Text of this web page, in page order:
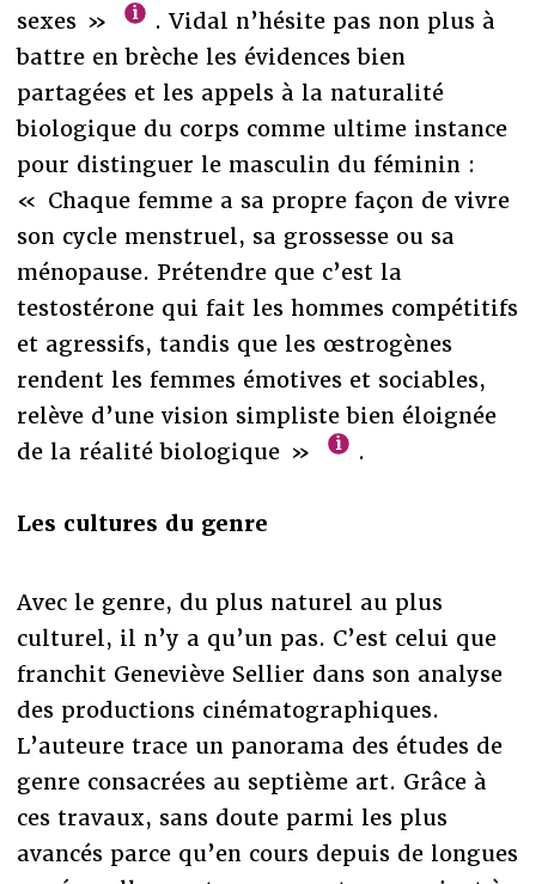
sexes »
. Vidal n’hésite pas non plus à
battre en brèche les évidences bien
partagées et les appels à la naturalité
biologique du corps comme ultime instance
pour distinguer le masculin du féminin :
« Chaque femme a sa propre façon de vivre
son cycle menstruel, sa grossesse ou sa
ménopause. Prétendre que c’est la
testostérone qui fait les hommes compétitifs
et agressifs, tandis que les œstrogènes
rendent les femmes émotives et sociables,
relève d’une vision simpliste bien éloignée
de la réalité biologique »
.
Les cultures du genre
Avec le genre, du plus naturel au plus
culturel, il n’y a qu’un pas. C’est celui que
franchit Geneviève Sellier dans son analyse
des productions cinématographiques.
L’auteure trace un panorama des études de
genre consacrées au septième art. Grâce à
ces travaux, sans doute parmi les plus
avancés parce qu’en cours depuis de longues